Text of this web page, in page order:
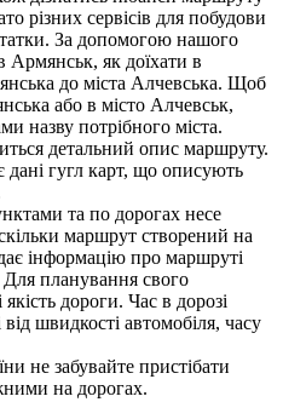
різних сервісів для побудови
За допомогою нашого
Армянськ, як доїхати в
до міста Алчевська. Щоб
або в місто Алчевськ,
назву потрібного міста.
детальний опис маршруту.
гугл карт, що описують
та по дорогах несе
маршрут створений на
інформацію про маршруті
планування свого
дороги. Час в дорозі
швидкості автомобіля, часу
не забувайте пристібати
на дорогах.